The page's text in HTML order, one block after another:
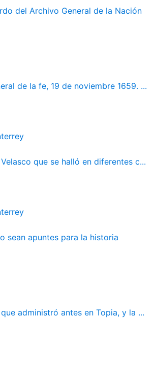
del Archivo General de la Nación
de la fe, 19 de noviembre 1659. ...
que se halló en diferentes c...
sean apuntes para la historia
administró antes en Topia, y la ...